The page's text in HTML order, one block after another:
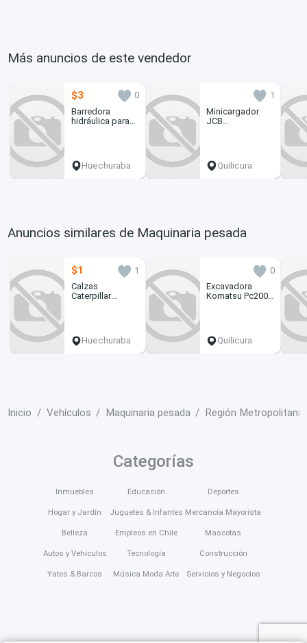
Más anuncios de este vendedor
$3
0
Barredora
hidráulica para
Huechuraba
1
Minicargador
JCB
Quilicura
Anuncios similares de Maquinaria pesada
$1
1
Calzas
Caterpillar
Huechuraba
0
Excavadora
Komatsu Pc200-
Quilicura
Inicio Vehículos Maquinaria pesada Región Metropolitana
Categorías
Inmuebles
Hogar y Jardín
Belleza
Autos y Vehículos
Yates & Barcos
Educación
Juguetes & Infantes
Empleos en Chile
Tecnología
Música Moda Arte
Deportes
Mercancía Mayorista
Mascotas
Construcción
Servicios y Negocios